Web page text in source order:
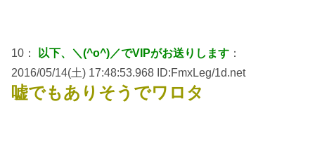
10： 以下、＼(^o^)／でVIPがお送りします ：
2016/05/14(土) 17:48:53.968 ID:FmxLeg/1d.net
嘘でもありそうでワロタ